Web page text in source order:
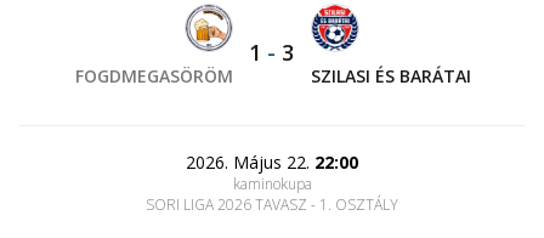
FOGDMEGASÖRÖM
1 - 3
SZILASI ÉS BARÁTAI
2026. Május 22. 22:00
kaminokupa
SORI LIGA 2026 TAVASZ - 1. OSZTÁLY